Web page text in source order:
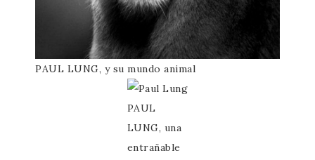
PAUL LUNG, y su mundo animal
PAUL
LUNG, una
entrañable